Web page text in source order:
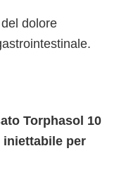
dolore
Torphasol 10
iniettabile per